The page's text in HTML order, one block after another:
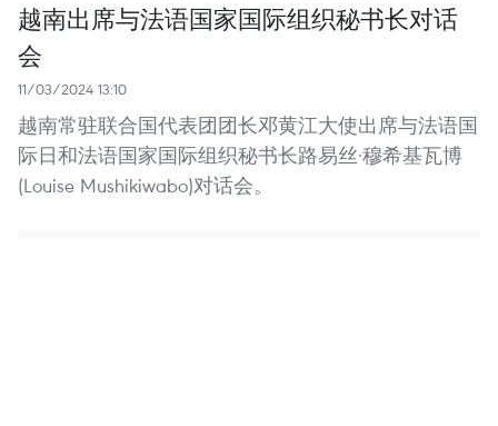
越南出席与法语国家国际组织秘书长对话
会
11/03/2024 13:10
越南常驻联合国代表团团长邓黄江大使出席与法语国
际日和法语国家国际组织秘书长路易丝·穆希基瓦博
(Louise Mushikiwabo)对话会。